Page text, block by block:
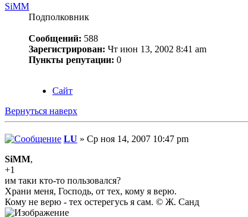
SiMM
Подполковник
Сообщений: 588
Зарегистрирован: Чт июн 13, 2002 8:41 am
Пункты репутации: 0
Сайт
Вернуться наверх
LU » Ср ноя 14, 2007 10:47 pm
SiMM,
+1
им таки кто-то пользовался?
Храни меня, Господь, от тех, кому я верю.
Кому не верю - тех остерегусь я сам. © Ж. Санд